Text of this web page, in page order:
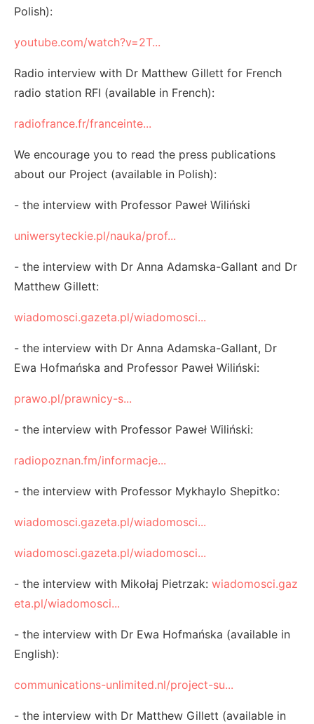
Polish):
youtube.com/watch?v=2T...
Radio interview with Dr Matthew Gillett for French
radio station RFI (available in French):
radiofrance.fr/franceinte...
We encourage you to read the press publications
about our Project (available in Polish):
- the interview with Professor Paweł Wiliński
uniwersyteckie.pl/nauka/prof...
- the interview with Dr Anna Adamska-Gallant and Dr
Matthew Gillett:
wiadomosci.gazeta.pl/wiadomosci...
- the interview with Dr Anna Adamska-Gallant, Dr
Ewa Hofmańska and Professor Paweł Wiliński:
prawo.pl/prawnicy-s...
- the interview with Professor Paweł Wiliński:
radiopoznan.fm/informacje...
- the interview with Professor Mykhaylo Shepitko:
wiadomosci.gazeta.pl/wiadomosci...
wiadomosci.gazeta.pl/wiadomosci...
- the interview with Mikołaj Pietrzak: wiadomosci.gaz
eta.pl/wiadomosci...
- the interview with Dr Ewa Hofmańska (available in
English):
communications-unlimited.nl/project-su...
- the interview with Dr Matthew Gillett (available in